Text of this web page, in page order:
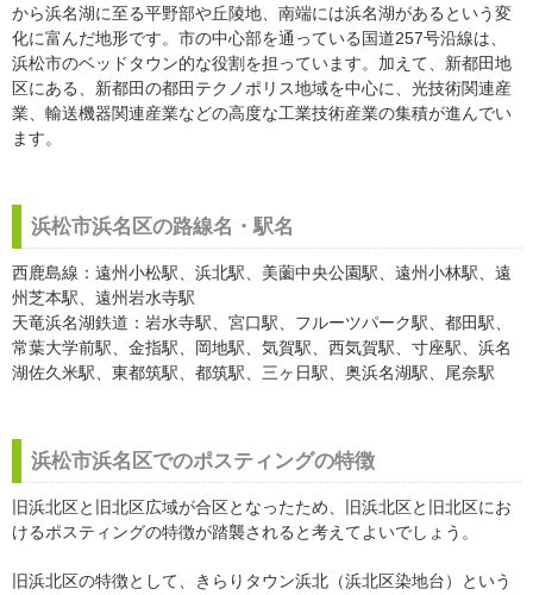
から浜名湖に至る平野部や丘陵地、南端には浜名湖があるという変
化に富んだ地形です。市の中心部を通っている国道257号沿線は、
浜松市のベッドタウン的な役割を担っています。加えて、新都田地
区にある、新都田の都田テクノポリス地域を中心に、光技術関連産
業、輸送機器関連産業などの高度な工業技術産業の集積が進んでい
ます。
浜松市浜名区の路線名・駅名
西鹿島線：遠州小松駅、浜北駅、美薗中央公園駅、遠州小林駅、遠
州芝本駅、遠州岩水寺駅
天竜浜名湖鉄道：岩水寺駅、宮口駅、フルーツパーク駅、都田駅、
常葉大学前駅、金指駅、岡地駅、気賀駅、西気賀駅、寸座駅、浜名
湖佐久米駅、東都筑駅、都筑駅、三ヶ日駅、奥浜名湖駅、尾奈駅
浜松市浜名区でのポスティングの特徴
旧浜北区と旧北区広域が合区となったため、旧浜北区と旧北区にお
けるポスティングの特徴が踏襲されると考えてよいでしょう。
旧浜北区の特徴として、きらりタウン浜北（浜北区染地台）という